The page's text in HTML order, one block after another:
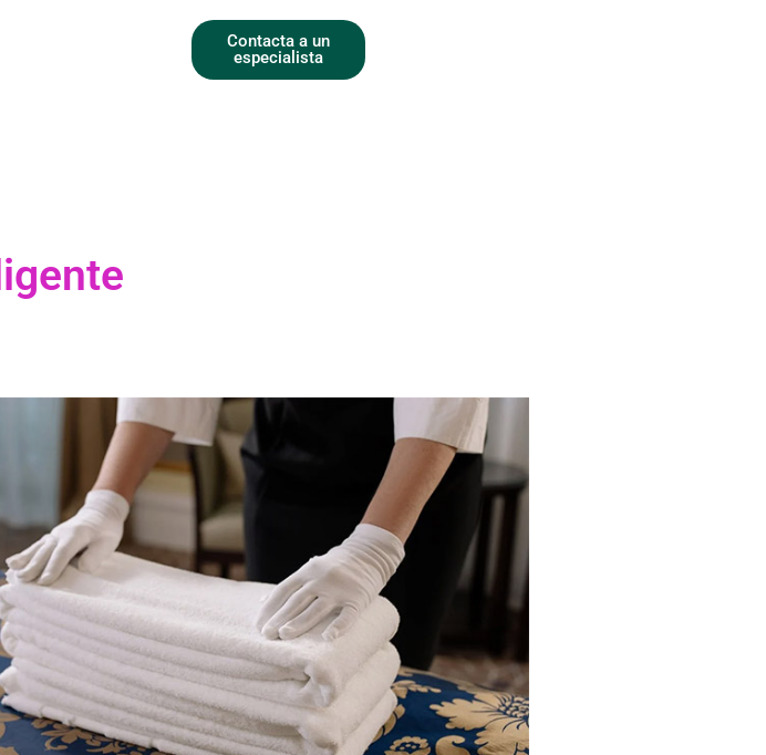
Contacta a un
especialista